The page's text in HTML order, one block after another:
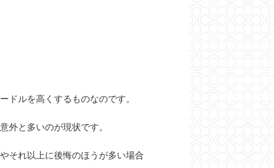
ルを高くするものなのです。
外と多いのが現状です。
それ以上に後悔のほうが多い場合